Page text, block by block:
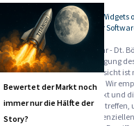
-
Kursdaten, Widgets
Website oder
stellen.
Alle Angaben ohne Gewähr - Dt.
Werbehinweise:
Die Billigung
Finanzdienstleistungsaufsicht ist
Wertpapiere zu verstehen. Wir
Anlegern den Basisprospekt und
eine Anlageentscheidung treffen,
insbesondere über die
Bewertet der Markt noch
immer nur die Hälfte der
Story?